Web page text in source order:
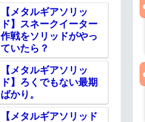
【メタルギアソリッ
ド】スネークイーター
作戦をソリッドがやっ
ていたら？
【メタルギアソリッ
ド】ろくでもない最期
ばかり。
【メタルギアソリッド